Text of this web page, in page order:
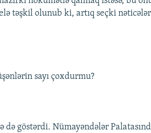
təşkil olunub ki, artıq seçki
sayı çoxdurmu?
göstərdi. Nümayəndələr